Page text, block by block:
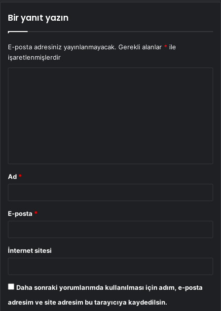
Bir yanıt yazın
E-posta adresiniz yayınlanmayacak. Gerekli alanlar * ile
işaretlenmişlerdir
Ad *
E-posta *
İnternet sitesi
Daha sonraki yorumlarımda kullanılması için adım, e-posta
adresim ve site adresim bu tarayıcıya kaydedilsin.